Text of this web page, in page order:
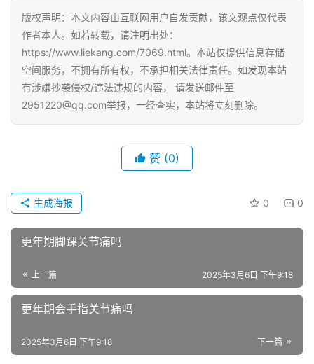
版权声明：本文内容由互联网用户自发贡献，该文观点仅代表
作者本人。如若转载，请注明出处：
https://www.liekang.com/7069.html。本站仅提供信息存储
空间服务，不拥有所有权，不承担相关法律责任。如发现本站
有涉嫌抄袭侵权/违法违规的内容， 请发送邮件至
2951220@qq.com举报，一经查实，本站将立刻删除。
赞 (0)
0 0
生成海报
更年期脚踝关节痛吗
上一篇 2025年3月6日 下午9:18
更年期会手指关节痛吗
下一篇
2025年3月6日 下午9:18